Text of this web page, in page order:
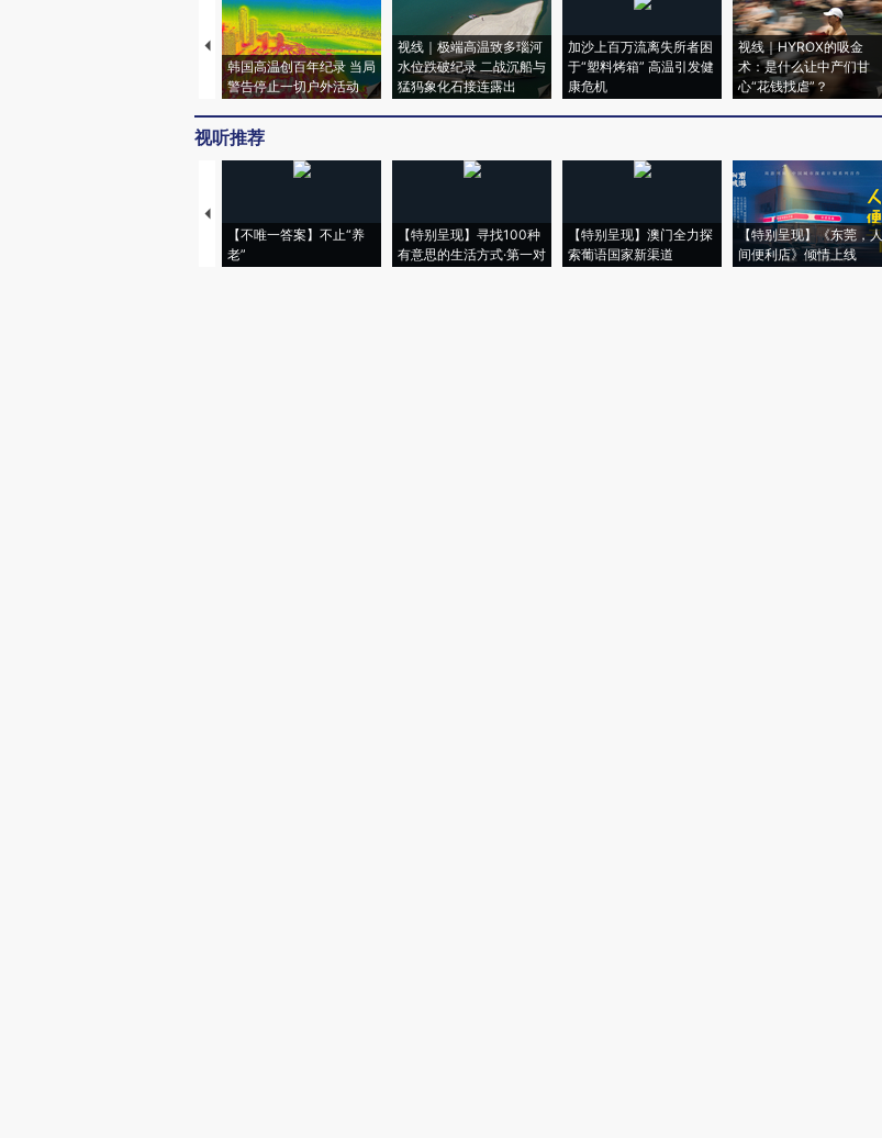
韩国高温创百年纪录 当局
警告停止一切户外活动
视线｜极端高温致多瑙河
水位跌破纪录 二战沉船与
猛犸象化石接连露出
加沙上百万流离失所者困
于“塑料烤箱” 高温引发健
康危机
视线｜HYROX的吸金
术：是什么让中产们甘
心“花钱找虐”？
视听推荐
【不唯一答案】不止“养
老”
【特别呈现】寻找100种
有意思的生活方式·第一对
【特别呈现】澳门全力探
索葡语国家新渠道
【特别呈现】《东莞，人
间便利店》倾情上线